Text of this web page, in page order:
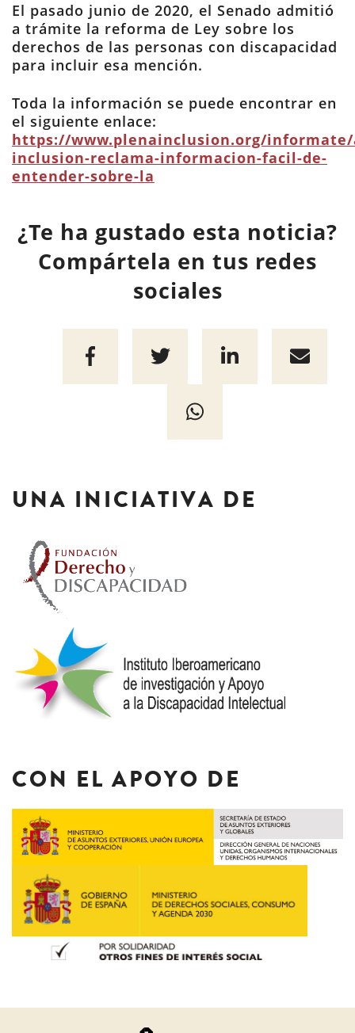
El pasado junio de 2020, el Senado admitió
a trámite la reforma de Ley sobre los
derechos de las personas con discapacidad
para incluir esa mención.
Toda la información se puede encontrar en
el siguiente enlace:
https://www.plenainclusion.org/
inclusion-reclama-informacion-facil-de-
entender-sobre-la
¿Te ha gustado esta noticia?
Compártela en tus redes
sociales
UNA INICIATIVA DE
CON EL APOYO DE